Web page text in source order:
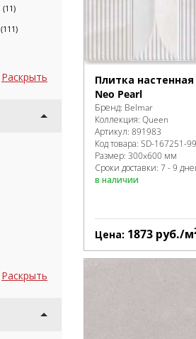
(11)
(111)
Раскрыть
Раскрыть
Плитка настенная
Neo Pearl
Бренд: Belmar
Коллекция: Queen
Артикул: 891983
Код товара: SD-167251-99
Размер: 300x600 мм
Сроки доставки: 7 - 9
в наличии
Цена: 1873 руб./м